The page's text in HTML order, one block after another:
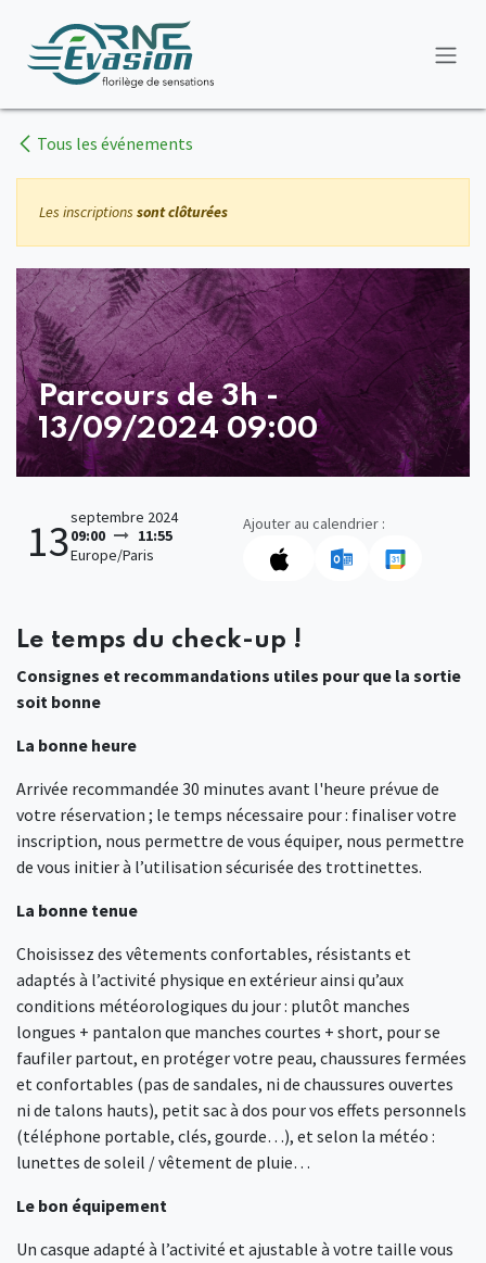
Tous les événements
Les inscriptions sont clôturées
Parcours de 3h -
13/09/2024 09:00
13septembre 2024
09:00
11:55
Europe/Paris
Ajouter au calendrier :
Le temps du check-up !
Consignes et recommandations utiles pour que la sortie
soit bonne
La bonne heure
Arrivée recommandée 30 minutes avant l'heure prévue de
votre réservation ; le temps nécessaire pour : finaliser votre
inscription, nous permettre de vous équiper, nous permettre
de vous initier à l’utilisation sécurisée des trottinettes.
La bonne tenue
Choisissez des vêtements confortables, résistants et
adaptés à l’activité physique en extérieur ainsi qu’aux
conditions météorologiques du jour : plutôt manches
longues + pantalon que manches courtes + short, pour se
faufiler partout, en protéger votre peau, chaussures fermées
et confortables (pas de sandales, ni de chaussures ouvertes
ni de talons hauts), petit sac à dos pour vos effets personnels
(téléphone portable, clés, gourde…), et selon la météo :
lunettes de soleil / vêtement de pluie…
Le bon équipement
Un casque adapté à l’activité et ajustable à votre taille vous